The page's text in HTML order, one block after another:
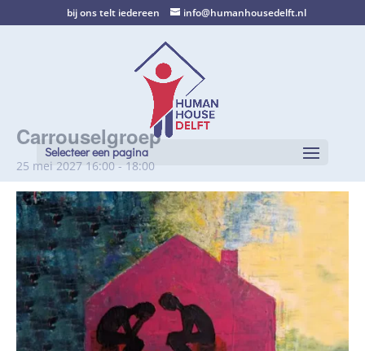
bij ons telt iedereen info@humanhousedelft.nl
Selecteer een pagina
Carrouselgroep
25 mei 2027 16:00 - 18:00